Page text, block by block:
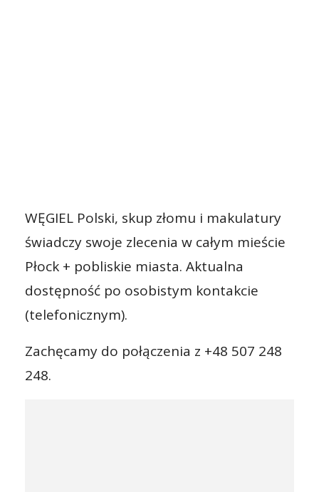
WĘGIEL Polski, skup złomu i makulatury
świadczy swoje zlecenia w całym mieście
Płock + pobliskie miasta. Aktualna
dostępność po osobistym kontakcie
(telefonicznym).
Zachęcamy do połączenia z +48 507 248
248.